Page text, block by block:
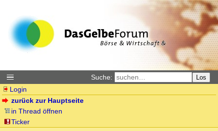
Suche: Los
Login
zurück zur Hauptseite
in Thread öffnen
Ticker